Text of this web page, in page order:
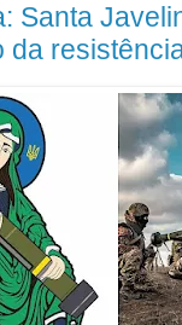
Santa
da